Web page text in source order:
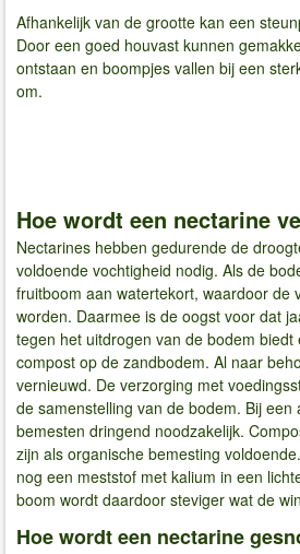
Afhankelijk van de grootte kan een
Door een goed houvast kunnen
ontstaan en boompjes vallen bij een
om.
Hoe wordt een nectarine
Nectarines hebben gedurende de
voldoende vochtigheid nodig. Als de
fruitboom aan watertekort, waardoor de
worden. Daarmee is de oogst voor dat
tegen het uitdrogen van de bodem biedt
compost op de zandbodem. Al naar
vernieuwd. De verzorging met
de samenstelling van de bodem. Bij
bemesten dringend noodzakelijk.
zijn als organische bemesting
nog een meststof met kalium in een
boom wordt daardoor steviger wat de
Hoe wordt een nectarine